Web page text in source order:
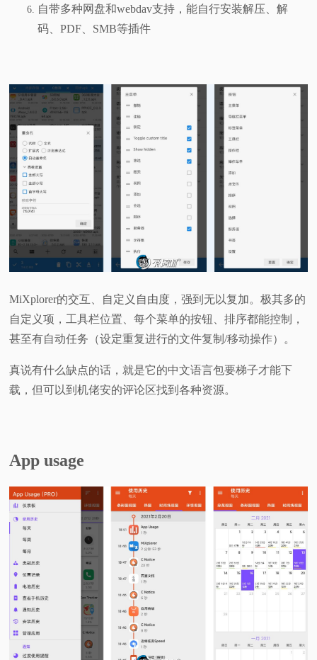
自带多种网盘和webdav支持，能自行安装解压、解
码、PDF、SMB等插件
MiXplorer的交互、自定义自由度，强到无以复加。极其多的
自定义项，工具栏位置、每个菜单的按钮、排序都能控制，
甚至有自动任务（设定重复进行的文件复制/移动操作）。
真说有什么缺点的话，就是它的中文语言包要梯子才能下
载，但可以到机佬安的评论区找到各种资源。
App usage